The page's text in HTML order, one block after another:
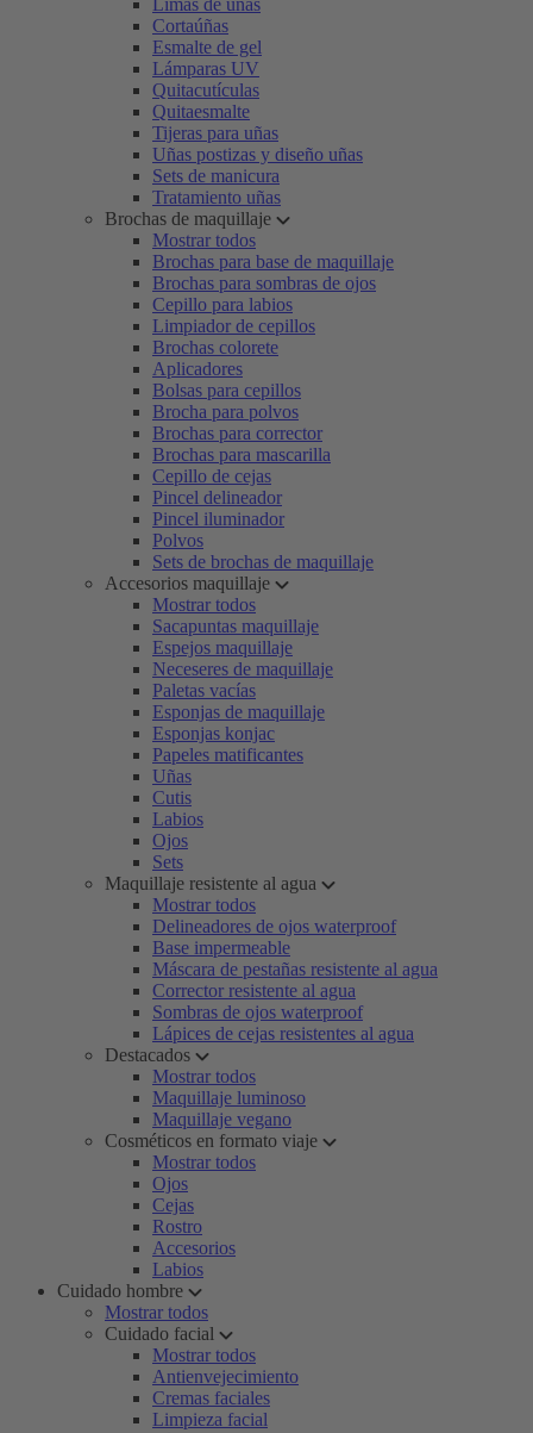
Limas de uñas
Cortaúñas
Esmalte de gel
Lámparas UV
Quitacutículas
Quitaesmalte
Tijeras para uñas
Uñas postizas y diseño uñas
Sets de manicura
Tratamiento uñas
Brochas de maquillaje
Mostrar todos
Brochas para base de maquillaje
Brochas para sombras de ojos
Cepillo para labios
Limpiador de cepillos
Brochas colorete
Aplicadores
Bolsas para cepillos
Brocha para polvos
Brochas para corrector
Brochas para mascarilla
Cepillo de cejas
Pincel delineador
Pincel iluminador
Polvos
Sets de brochas de maquillaje
Accesorios maquillaje
Mostrar todos
Sacapuntas maquillaje
Espejos maquillaje
Neceseres de maquillaje
Paletas vacías
Esponjas de maquillaje
Esponjas konjac
Papeles matificantes
Uñas
Cutis
Labios
Ojos
Sets
Maquillaje resistente al agua
Mostrar todos
Delineadores de ojos waterproof
Base impermeable
Máscara de pestañas resistente al agua
Corrector resistente al agua
Sombras de ojos waterproof
Lápices de cejas resistentes al agua
Destacados
Mostrar todos
Maquillaje luminoso
Maquillaje vegano
Cosméticos en formato viaje
Mostrar todos
Ojos
Cejas
Rostro
Accesorios
Labios
Cuidado hombre
Mostrar todos
Cuidado facial
Mostrar todos
Antienvejecimiento
Cremas faciales
Limpieza facial